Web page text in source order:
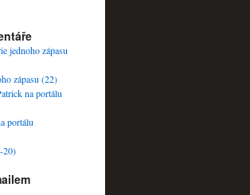
jednoho zápasu
zápasu (22)
na portálu
portálu
20)